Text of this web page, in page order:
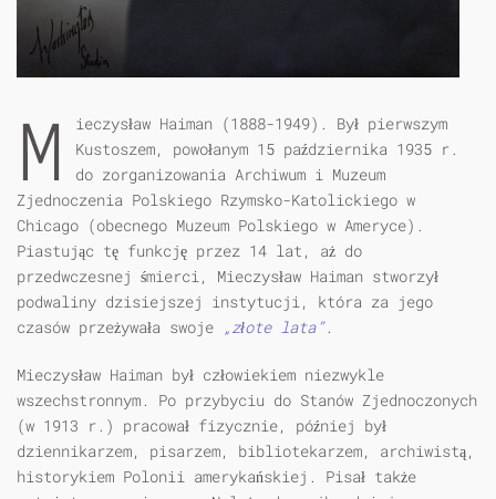
M
ieczysław Haiman (1888-1949). Był pierwszym
Kustoszem, powołanym 15 października 1935 r.
do zorganizowania Archiwum i Muzeum
Zjednoczenia Polskiego Rzymsko-Katolickiego w
Chicago (obecnego Muzeum Polskiego w Ameryce).
Piastując tę funkcję przez 14 lat, aż do
przedwczesnej śmierci, Mieczysław Haiman stworzył
podwaliny dzisiejszej instytucji, która za jego
czasów przeżywała swoje „złote lata”.
Mieczysław Haiman był człowiekiem niezwykle
wszechstronnym. Po przybyciu do Stanów Zjednoczonych
(w 1913 r.) pracował fizycznie, później był
dziennikarzem, pisarzem, bibliotekarzem, archiwistą,
historykiem Polonii amerykańskiej. Pisał także